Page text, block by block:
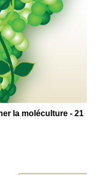
la moléculture - 21